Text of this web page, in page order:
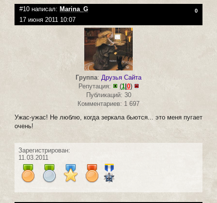
#10 написал: Marina_G 0
17 июня 2011 10:07
Группа: Друзья Сайта
Репутация:
(1| 0)
Публикаций: 30
Комментариев: 1 697
Ужас-ужас! Не люблю, когда зеркала бьются... это меня пугает
очень!
Зарегистрирован:
11.03.2011